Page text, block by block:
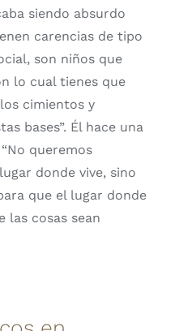
siendo absurdo
carencias de tipo
son niños que
lo cual tienes que
cimientos y
bases”. Él hace una
queremos
donde vive, sino
que el lugar donde
las cosas sean